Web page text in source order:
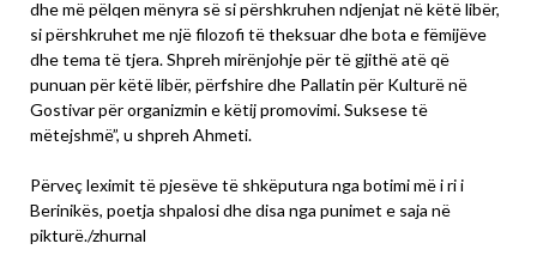
dhe më pëlqen mënyra së si përshkruhen ndjenjat në këtë libër,
si përshkruhet me një filozofi të theksuar dhe bota e fëmijëve
dhe tema të tjera. Shpreh mirënjohje për të gjithë atë që
punuan për këtë libër, përfshire dhe Pallatin për Kulturë në
Gostivar për organizmin e këtij promovimi. Suksese të
mëtejshmë”, u shpreh Ahmeti.
Përveç leximit të pjesëve të shkëputura nga botimi më i ri i
Berinikës, poetja shpalosi dhe disa nga punimet e saja në
pikturë./zhurnal